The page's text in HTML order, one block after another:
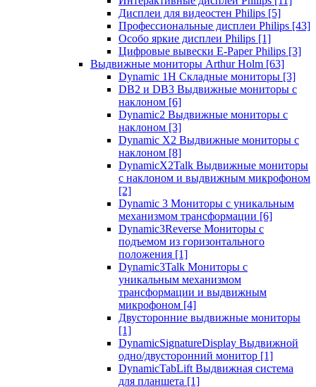
Дисплеи для видеостен Philips [5]
Профессиональные дисплеи Philips [43]
Особо яркие дисплеи Philips [1]
Цифровые вывески E-Paper Philips [3]
Выдвижные мониторы Arthur Holm [63]
Dynamic 1Н Складные мониторы [3]
DB2 и DB3 Выдвижные мониторы с
наклоном [6]
Dynamic2 Выдвижные мониторы с
наклоном [3]
Dynamic X2 Выдвижные мониторы с
наклоном [8]
DynamicX2Talk Выдвижные мониторы
с наклоном и выдвижным микрофоном
[2]
Dynamic 3 Мониторы с уникальным
механизмом трансформации [6]
Dynamic3Reverse Мониторы с
подъемом из горизонтального
положения [1]
Dynamic3Talk Мониторы с
уникальным механизмом
трансформации и выдвижным
микрофоном [4]
Двусторонние выдвижные мониторы
[1]
DynamicSignatureDisplay Выдвижной
одно/двусторонний монитор [1]
DynamicTabLift Выдвижная система
для планшета [1]